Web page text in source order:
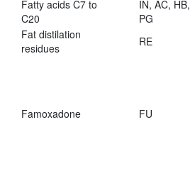
Fatty acids C7 to
C20
IN, AC, HB,
PG
Fat distilation
residues
RE
Famoxadone FU